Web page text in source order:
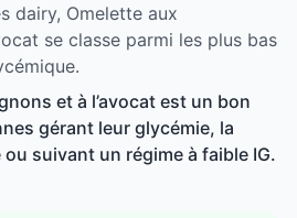
dairy, Omelette aux
se classe parmi les plus bas
et à l’avocat est un bon
gérant leur glycémie, la
suivant un régime à faible IG.